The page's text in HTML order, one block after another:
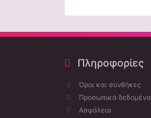
Πληροφορίες
Όροι και συνθήκες
Προσωπικά δεδομένα
Ασφάλεια